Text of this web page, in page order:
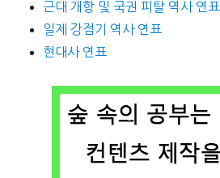
근대 개항 및 국권 피탈 역사 연표
일제 강점기 역사 연표
현대사 연표